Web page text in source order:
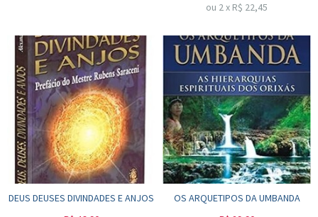
ou 2x R$ 22,45
DEUS DEUSES DIVINDADES E ANJOS
OS ARQUETIPOS DA UMBANDA